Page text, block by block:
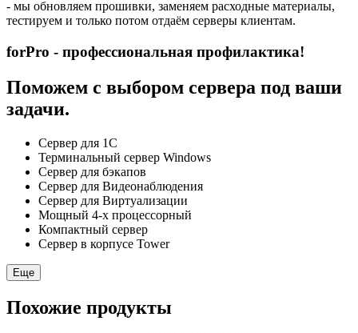
- мы обновляем прошивки, заменяем расходные материалы,
тестируем и только потом отдаём серверы клиентам.
forPro - профессиональная профилактика!
Поможем с выбором сервера под ваши
задачи.
Сервер для 1С
Терминальный сервер Windows
Сервер для бэкапов
Сервер для Видеонаблюдения
Сервер для Виртуализации
Мощный 4-х процессорный
Компактный сервер
Сервер в корпусе Tower
Еще
Похожие продукты